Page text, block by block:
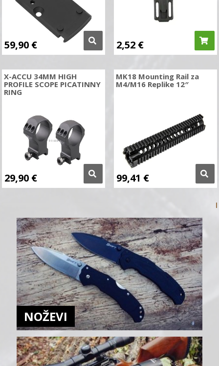
59,90 € 2,52 €
X-ACCU 34MM HIGH
PROFILE SCOPE PICATINNY
RING
29,90 €
MK18 Mounting Rail za
M4/M16 Replike 12″
99,41 €
NOŽEVI